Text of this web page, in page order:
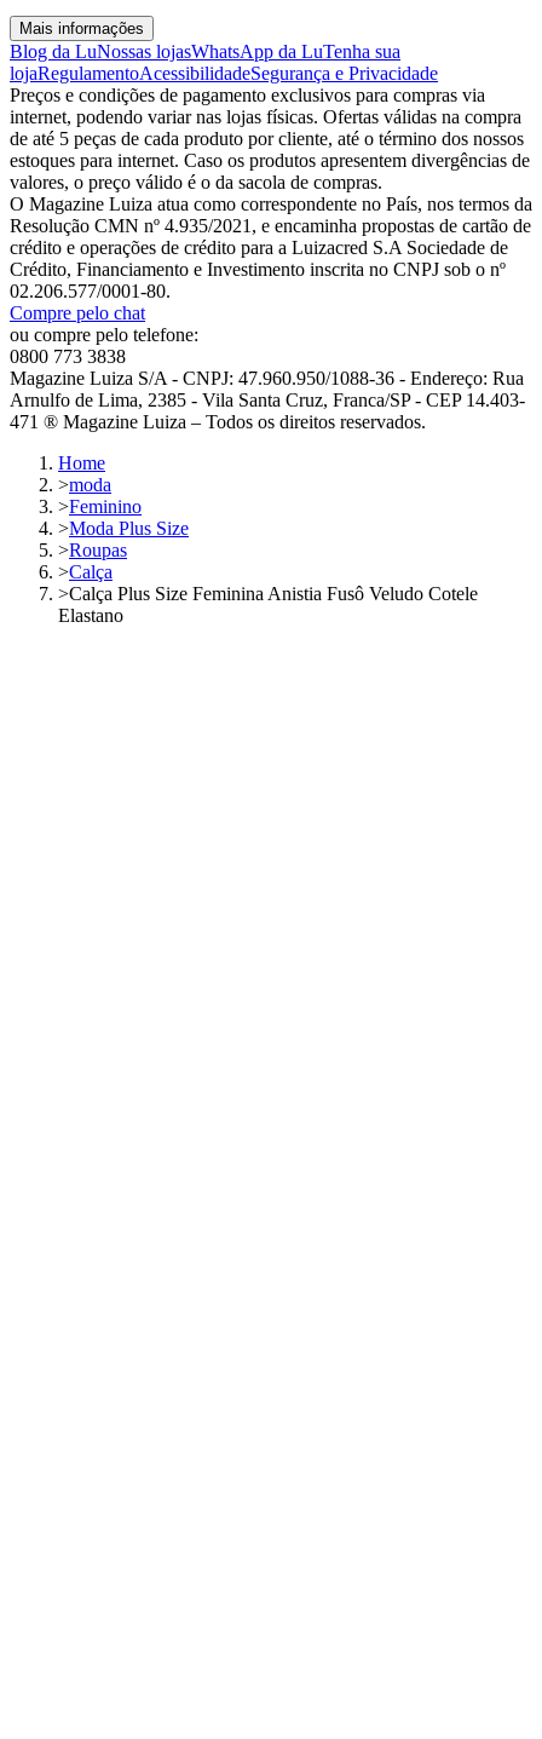
Mais informações
Blog da LuNossas lojasWhatsApp da LuTenha sua
lojaRegulamentoAcessibilidadeSegurança e Privacidade
Preços e condições de pagamento exclusivos para compras via
internet, podendo variar nas lojas físicas. Ofertas válidas na compra
de até 5 peças de cada produto por cliente, até o término dos nossos
estoques para internet. Caso os produtos apresentem divergências de
valores, o preço válido é o da sacola de compras.
O Magazine Luiza atua como correspondente no País, nos termos da
Resolução CMN nº 4.935/2021, e encaminha propostas de cartão de
crédito e operações de crédito para a Luizacred S.A Sociedade de
Crédito, Financiamento e Investimento inscrita no CNPJ sob o nº
02.206.577/0001-80.
Compre pelo chat
ou compre pelo telefone:
0800 773 3838
Magazine Luiza S/A - CNPJ: 47.960.950/1088-36 - Endereço: Rua
Arnulfo de Lima, 2385 - Vila Santa Cruz, Franca/SP - CEP 14.403-
471 ® Magazine Luiza – Todos os direitos reservados.
Home
>moda
>Feminino
>Moda Plus Size
>Roupas
>Calça
>Calça Plus Size Feminina Anistia Fusô Veludo Cotele
Elastano